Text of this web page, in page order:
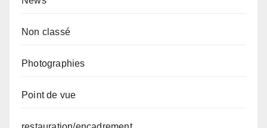
Non classé
Photographies
Point de vue